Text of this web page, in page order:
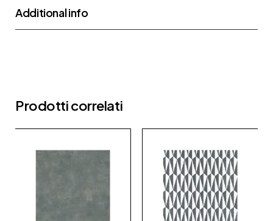
Additional info
Prodotti correlati